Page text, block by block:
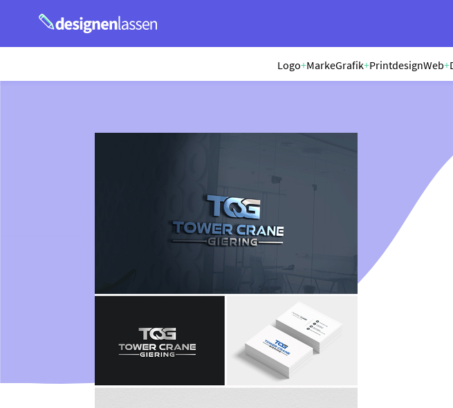
Logo+MarkeGrafik+PrintdesignWeb+